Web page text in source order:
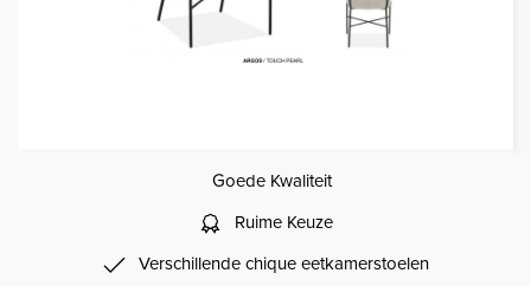
Goede Kwaliteit
Ruime Keuze
Verschillende chique eetkamerstoelen